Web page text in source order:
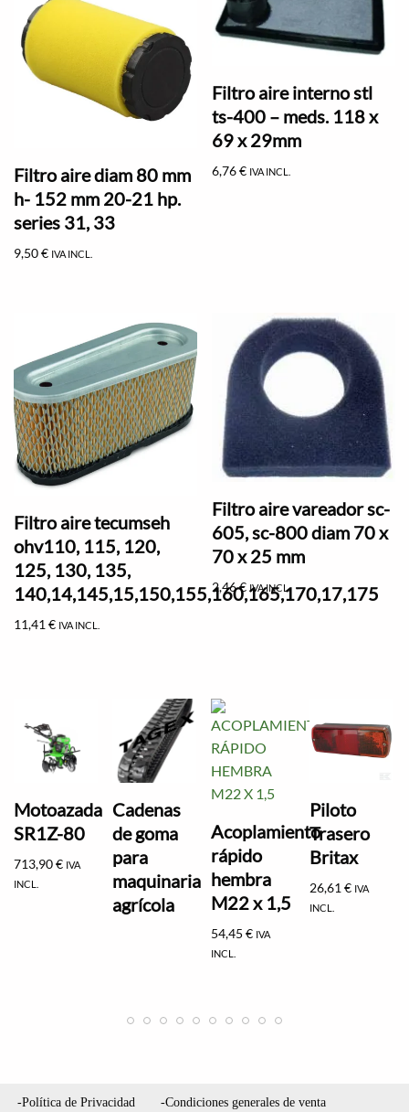
Filtro aire diam 80 mm
h- 152 mm 20-21 hp.
series 31, 33
9,50€ IVA INCL.
Filtro aire interno stl
ts-400 – meds. 118 x
69 x 29mm
6,76€ IVA INCL.
Filtro aire tecumseh
ohv110, 115, 120,
125, 130, 135,
140,14,145,15,150,155,160,165,170,17,175
11,41 € IVA INCL.
Filtro aire vareador sc-
605, sc-800 diam 70 x
70 x 25 mm
2,46€ IVA INCL.
Motoazada
SR1Z-80
713,90€ IVA
INCL.
Cadenas
de goma
para
maquinaria
agrícola
Acoplamiento
rápido
hembra
M22 x 1,5
54,45€ IVA
INCL.
Piloto
Trasero
Britax
26,61€ IVA
INCL.
-Política de Privacidad -Condiciones generales de venta